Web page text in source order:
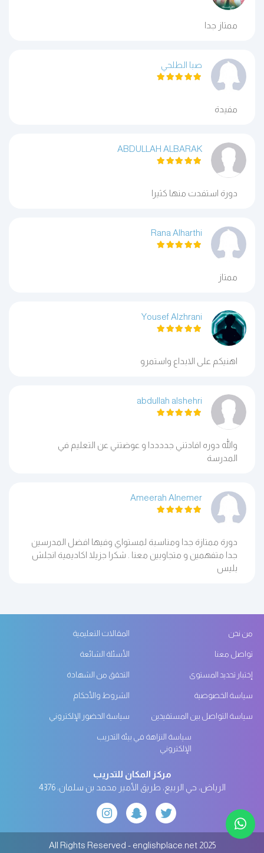
ممتاز جدا
صبا الطلحي
مفيدة
ABDULLAH ALBARAK
دورة استفدت منها كثيرا
Rana Alharthi
ممتاز
Yousef Alzhrani
اهنيكم على الابداع واستمرو
abdullah alshehri
والله دوره افادتني جددددا و عوضتني عن التعليم في
المدرسة
Ameerah Alnemer
دورة ممتازة جدا ومناسبة لمستواي وفيها افضل المدرسين
جدا متفهمين و متجاوبين معنا . شكرا جزيلا اكاديمية انجلش
بليس
من نحن المقالات التعليمية
تواصل معنا الأسئلة الشائعة
إختبار تحديد المستوى التحقق من الشهادة
سياسة الخصوصية الشروط والأحكام
سياسة التواصل بين المستفيدين سياسة الحضور الإلكتروني
سياسة النزاهة في بيئة التدريب
الإلكتروني
مركز المكان للتدريب
الرياض، حي الربيع، طريق الأمير محمد بن سلمان، 4376
All Rights Reserved - englishplace.net 2025